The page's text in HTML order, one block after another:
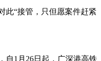
此“接管，只但愿案件赶紧
1月26日起，广深港高铁